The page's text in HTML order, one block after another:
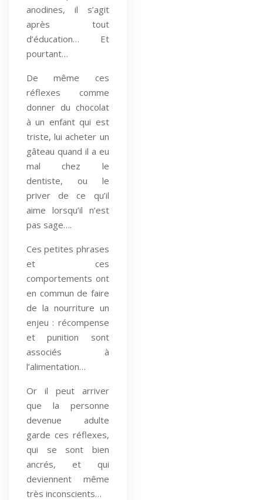
anodines, il s’agit
après tout
d’éducation… Et
pourtant…
De même ces
réflexes comme
donner du chocolat
à un enfant qui est
triste, lui acheter un
gâteau quand il a eu
mal chez le
dentiste, ou le
priver de ce qu’il
aime lorsqu’il n’est
pas sage….
Ces petites phrases
et ces
comportements ont
en commun de faire
de la nourriture un
enjeu : récompense
et punition sont
associés à
l’alimentation…
Or il peut arriver
que la personne
devenue adulte
garde ces réflexes,
qui se sont bien
ancrés, et qui
deviennent même
très inconscients…